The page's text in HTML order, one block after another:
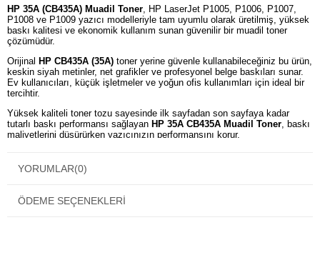
HP 35A (CB435A) Muadil Toner, HP LaserJet P1005, P1006, P1007,
P1008 ve P1009 yazıcı modelleriyle tam uyumlu olarak üretilmiş, yüksek
baskı kalitesi ve ekonomik kullanım sunan güvenilir bir muadil toner
çözümüdür.
Orijinal HP CB435A (35A) toner yerine güvenle kullanabileceğiniz bu ürün,
keskin siyah metinler, net grafikler ve profesyonel belge baskıları sunar.
Ev kullanıcıları, küçük işletmeler ve yoğun ofis kullanımları için ideal bir
tercihtir.
Yüksek kaliteli toner tozu sayesinde ilk sayfadan son sayfaya kadar
tutarlı baskı performansı sağlayan HP 35A CB435A Muadil Toner , baskı
maliyetlerini düşürürken yazıcınızın performansını korur.
HP 35A CB435A Muadil Toner
HP 35A (CB435A) toner ile tam uyumludur.
YORUMLAR(0)
ÖDEME SEÇENEKLERI